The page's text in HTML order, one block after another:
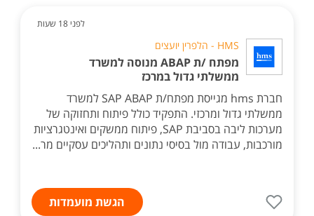
לפני 18 שעות
HMS - הלפרין יועצים
מפתח /ת ABAP מנוסה למשרד
ממשלתי גדול במרכז
חברת hms מגייסת מפתח/ת SAP ABAP למשרד
ממשלתי גדול ומרכזי. התפקיד כולל פיתוח ותחזוקה של
מערכות ליבה בסביבת SAP, פיתוח ממשקים ואינטגרציות
מורכבות, עבודה מול בסיסי נתונים ותהליכים עסקיים מר...
הגשת מועמדות